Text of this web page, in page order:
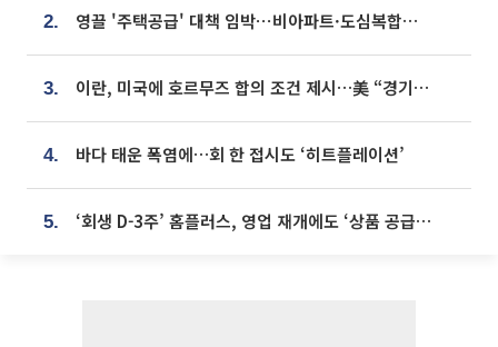
2. 영끌 '주택공급' 대책 임박⋯비아파트·도심복합까지 총동원
3. 이란, 미국에 호르무즈 합의 조건 제시…美 “경기 아직 안 끝나” [종합]
4. 바다 태운 폭염에…회 한 접시도 ‘히트플레이션’
5. ‘회생 D-3주’ 홈플러스, 영업 재개에도 ‘상품 공급망’ 복구가 생존 관건